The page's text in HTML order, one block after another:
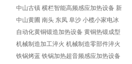
厂家 销售维修各种频率感应
中山古镇 横栏智能高频感应加热设备 新
型手持式感应钎焊机
中山黄圃 南头 东凤 阜沙 小榄小家电冰
箱空调铜管铁管铝管钎焊机
自动化黄铜锻造加热设备 黄铜热锻成型
设备
机械制造加工淬火 机械制造零部件淬火
高频中频淬火设备
铁锅烤蓝 铁锅加热超音频感应加热设备